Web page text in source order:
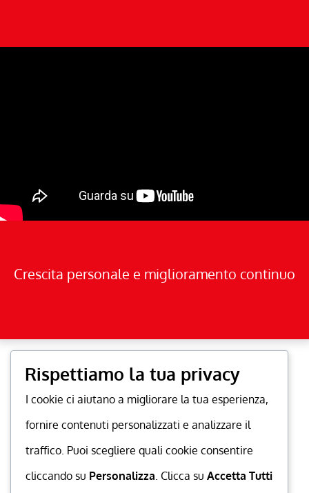
Crescita personale e miglioramento continuo
Rispettiamo la tua privacy
I cookie ci aiutano a migliorare la tua esperienza,
fornire contenuti personalizzati e analizzare il
traffico. Puoi scegliere quali cookie consentire
cliccando su Personalizza. Clicca su Accetta Tutti